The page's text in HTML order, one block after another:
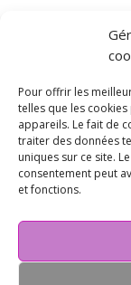
Pour offrir les
telles que les
appareils. Le fait de
traiter des données
uniques sur ce site.
consentement peut
et fonctions.
Vous
vous